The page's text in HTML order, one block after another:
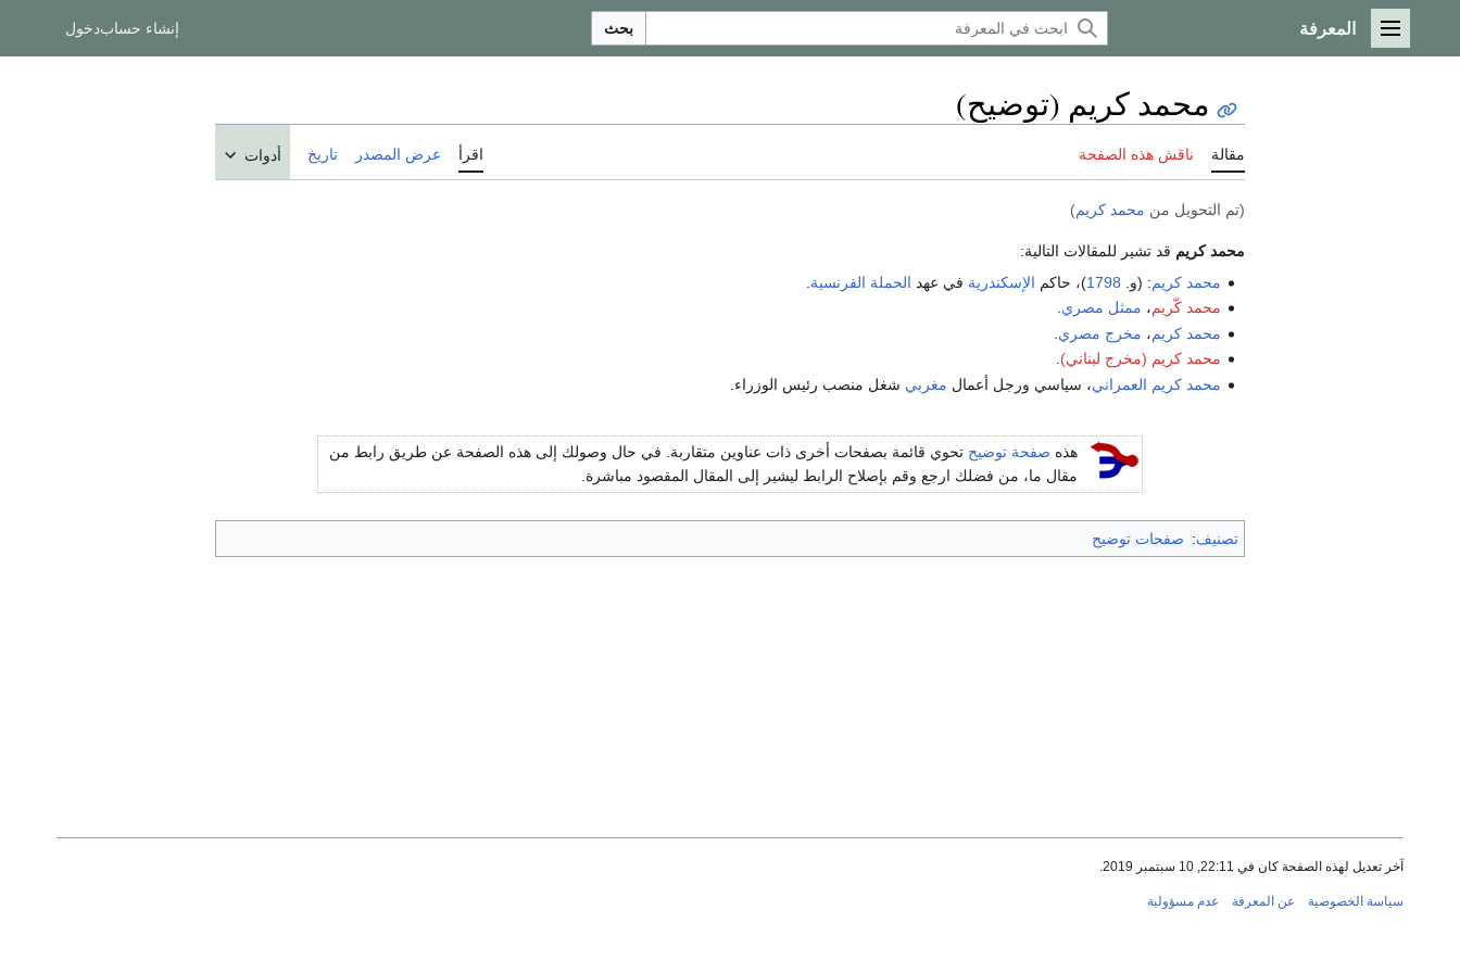
القائمة الرئيسية
المعرفة بحث إنشاء حسابدخول
محمد كريم (توضيح)
مقالة ناقش هذه الصفحة اقرأ عرض المصدر تاريخ أدوات
(تم التحويل من محمد كريم)
محمد كريم قد تشير للمقالات التالية:
محمد كريم: (و. 1798)، حاكم الإسكندرية في عهد الحملة الفرنسية
محمد كّريم، ممثل مصري.
محمد كريم، مخرج مصري
محمد كريم (مخرج لبناني).
محمد كريم العمراني، سياسي ورجل أعمال مغربي شغل منصب رئيس الوزراء.
هذه صفحة توضيح تحوي قائمة بصفحات أخرى ذات عناوين متقاربة. في حال وصولك إلى هذه الصفحة عن طريق رابط من
مقال ما، من فضلك ارجع وقم بإصلاح الرابط ليشير إلى المقال المقصود مباشرة.
تصنيف: صفحات توضيح
آخر تعديل لهذه الصفحة كان في 22:11, 10 سبتمبر 2019.
سياسة الخصوصية عن المعرفة عدم مسؤولية